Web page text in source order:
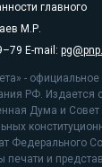
главного
М.Р.
E-mail:
-
РФ. Издается
Дума и
Федерального
печати и